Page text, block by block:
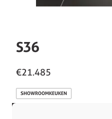
S36
€21.485
SHOWROOMKEUKEN